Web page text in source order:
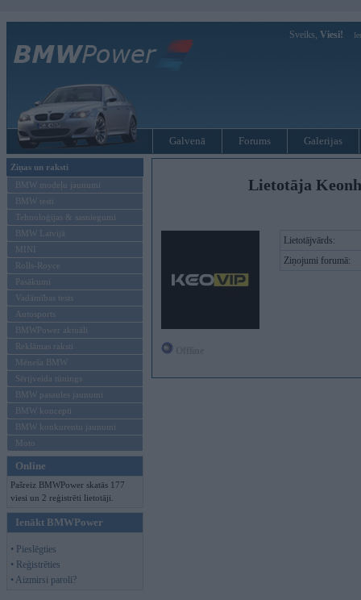
Sveiks, Viesi!
Galvenā Forums Galerijas
Ziņas un raksti
BMW modeļu jaunumi
BMW testi
Tehnoloģijas & sasniegumi
BMW Latvijā
MINI
Rolls-Royce
Pasākumi
Vadāmības tests
Autosports
BMWPower aktuāli
Reklāmas raksti
Mēneša BMW
Sērijveida tūnings
BMW pasaules jaunumi
BMW koncepti
BMW konkurentu jaunumi
Moto
Online
Pašreiz BMWPower skatās 177
viesi un 2 reģistrēti lietotāji.
Ienākt BMWPower
• Pieslēgties
• Reģistrēties
• Aizmirsi paroli?
Lietotāja
Lietotājvārds:
Ziņojumi forumā: